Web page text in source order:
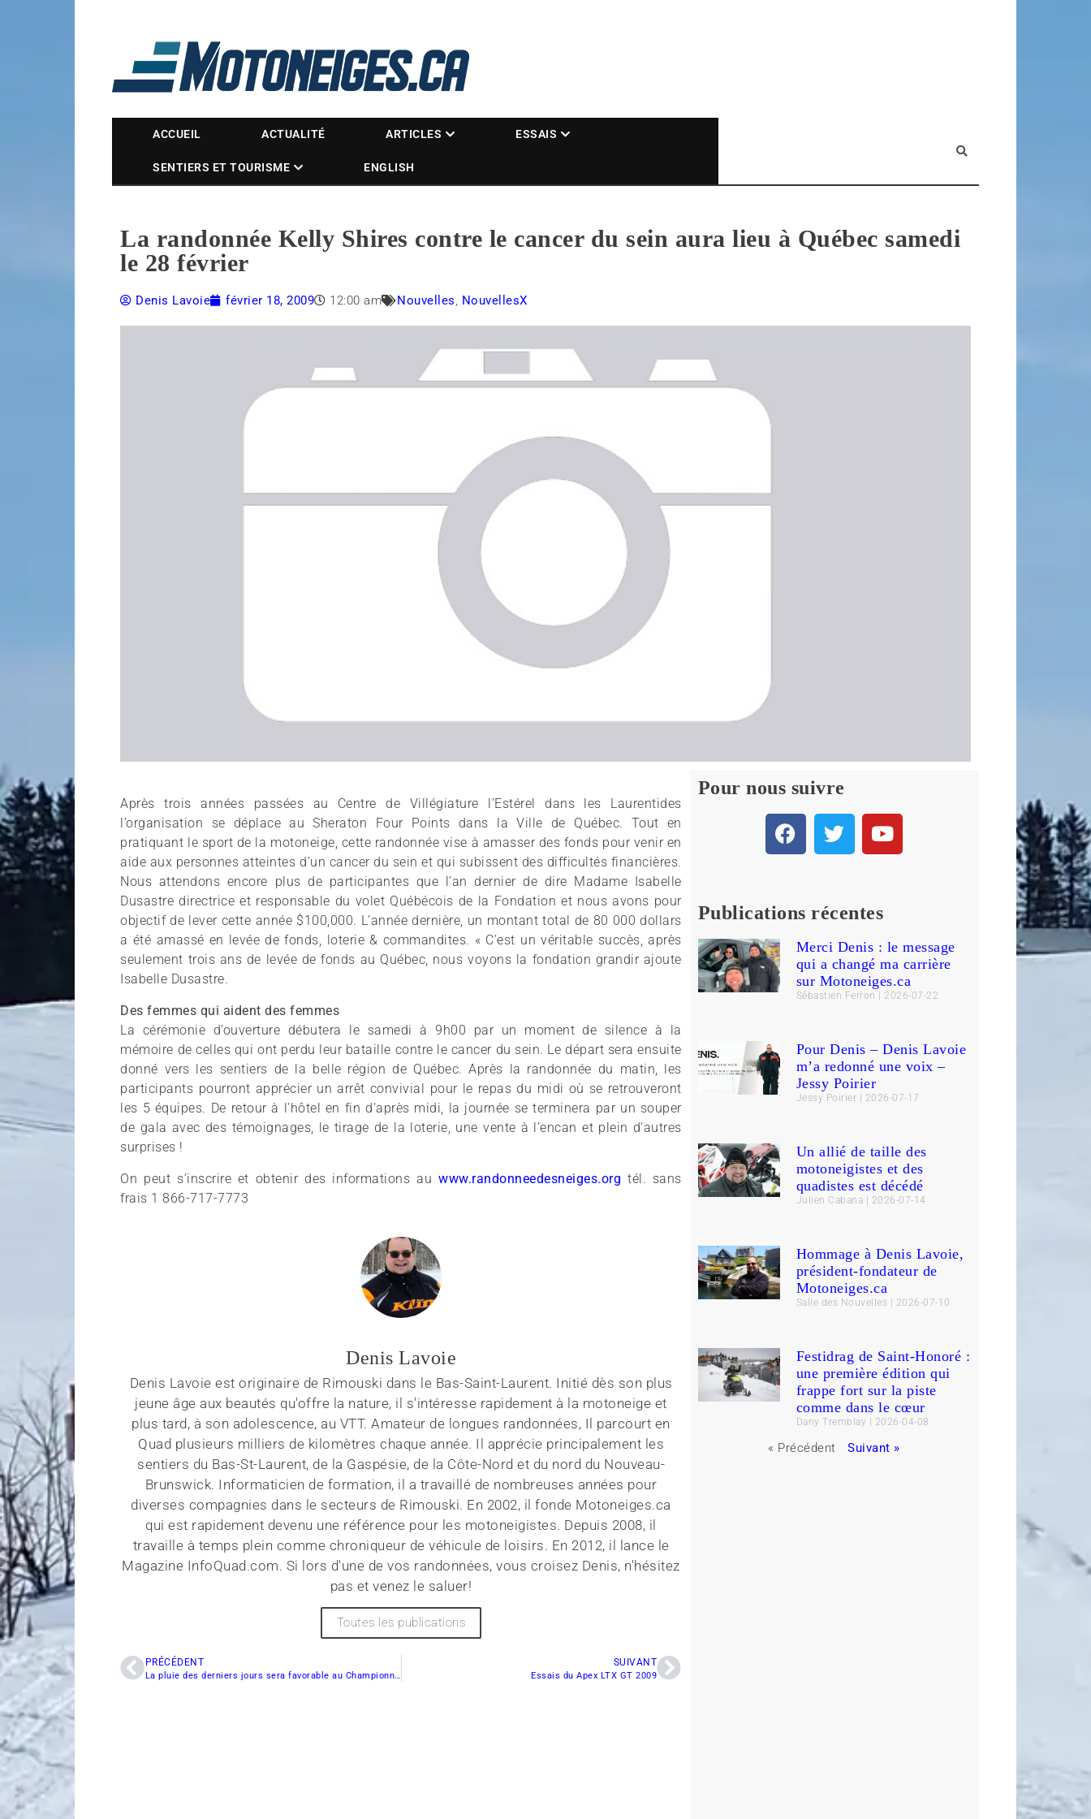
Magazine Motoneiges.ca
ACCUEIL ACTUALITÉ ARTICLES ESSAIS
SENTIERS ET TOURISME ENGLISH
La randonnée Kelly Shires contre le cancer du sein aura lieu à Québec samedi
le 28 février
Denis Lavoie février 18, 2009 12:00 am Nouvelles, NouvellesX
Après trois années passées au Centre de Villégiature l’Estérel dans les Laurentides
l’organisation se déplace au Sheraton Four Points dans la Ville de Québec. Tout en
pratiquant le sport de la motoneige, cette randonnée vise à amasser des fonds pour venir en
aide aux personnes atteintes d’un cancer du sein et qui subissent des difficultés financières.
Nous attendons encore plus de participantes que l’an dernier de dire Madame Isabelle
Dusastre directrice et responsable du volet Québécois de la Fondation et nous avons pour
objectif de lever cette année $100,000. L’année dernière, un montant total de 80 000 dollars
a été amassé en levée de fonds, loterie & commandites. « C’est un véritable succès, après
seulement trois ans de levée de fonds au Québec, nous voyons la fondation grandir ajoute
Isabelle Dusastre.
Des femmes qui aident des femmes
La cérémonie d’ouverture débutera le samedi à 9h00 par un moment de silence à la
mémoire de celles qui ont perdu leur bataille contre le cancer du sein. Le départ sera ensuite
donné vers les sentiers de la belle région de Québec. Après la randonnée du matin, les
participants pourront apprécier un arrêt convivial pour le repas du midi où se retrouveront
les 5 équipes. De retour à l’hôtel en fin d’après midi, la journée se terminera par un souper
de gala avec des témoignages, le tirage de la loterie, une vente à l’encan et plein d’autres
surprises !
On peut s’inscrire et obtenir des informations auwww.randonneedesneiges.org tél. sans
frais 1 866-717-7773
Denis Lavoie
Denis Lavoie est originaire de Rimouski dans le Bas-Saint-Laurent. Initié dès son plus
jeune âge aux beautés qu'offre la nature, il s'intéresse rapidement à la motoneige et
plus tard, à son adolescence, au VTT. Amateur de longues randonnées, Il parcourt en
Quad plusieurs milliers de kilomètres chaque année. Il apprécie principalement les
sentiers du Bas-St-Laurent, de la Gaspésie, de la Côte-Nord et du nord du Nouveau-
Brunswick. Informaticien de formation, il a travaillé de nombreuses années pour
diverses compagnies dans le secteurs de Rimouski. En 2002, il fonde Motoneiges.ca
qui est rapidement devenu une référence pour les motoneigistes. Depuis 2008, il
travaille à temps plein comme chroniqueur de véhicule de loisirs. En 2012, il lance le
Magazine InfoQuad.com. Si lors d'une de vos randonnées, vous croisez Denis, n'hésitez
pas et venez le saluer!
Toutes les publications
PRÉCÉDENT
La pluie des derniers jours sera favorable au Championnat Canada-Usa!
SUIVANT
Essais du Apex LTX GT 2009
Pour nous suivre
Publications récentes
Merci Denis : le message
qui a changé ma carrière
sur Motoneiges.ca
Sébastien Ferron 2026-07-22
Pour Denis – Denis Lavoie
m’a redonné une voix –
Jessy Poirier
Jessy Poirier 2026-07-17
Un allié de taille des
motoneigistes et des
quadistes est décédé
Julien Cabana 2026-07-14
Hommage à Denis Lavoie,
président-fondateur de
Motoneiges.ca
Salle des Nouvelles 2026-07-10
Festidrag de Saint-Honoré :
une première édition qui
frappe fort sur la piste
comme dans le cœur
Dany Tremblay 2026-04-08
« Précédent Suivant »